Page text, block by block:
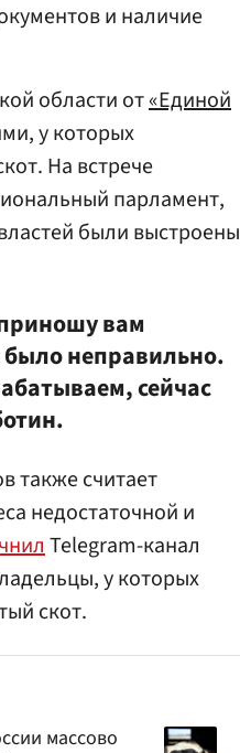
и наличие
области от«Единой
у которых
На встрече
парламент,
были выстроены
вам
было неправильно.
сейчас
также считает
недостаточной и
Telegram-канал
у которых
скот.
массово